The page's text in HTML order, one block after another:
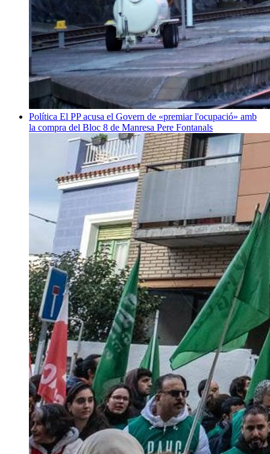
Política El PP acusa el Govern de «premiar l'ocupació» amb
la compra del Bloc 8 de Manresa Pere Fontanals